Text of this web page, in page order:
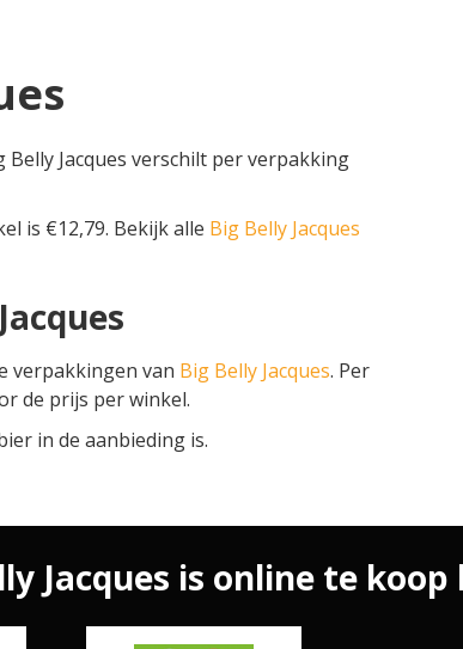
Belly Jacques verschilt per verpakking
is €12,79. Bekijk alle Big Belly Jacques
verpakkingen van Big Belly Jacques. Per
de prijs per winkel.
in de aanbieding is.
Jacques is online te koop